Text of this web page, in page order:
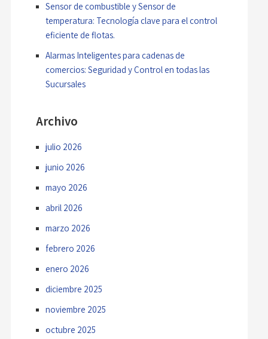
Sensor de combustible y Sensor de
temperatura: Tecnología clave para el control
eficiente de flotas.
Alarmas Inteligentes para cadenas de
comercios: Seguridad y Control en todas las
Sucursales
Archivo
julio 2026
junio 2026
mayo 2026
abril 2026
marzo 2026
febrero 2026
enero 2026
diciembre 2025
noviembre 2025
octubre 2025